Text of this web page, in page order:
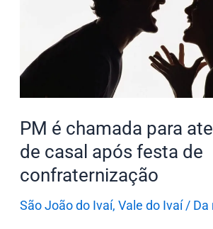
PM é chamada para
de casal após festa de
confraternização
São João do Ivaí, Vale do Ivaí/ Da
atender
briga
após
festa
de